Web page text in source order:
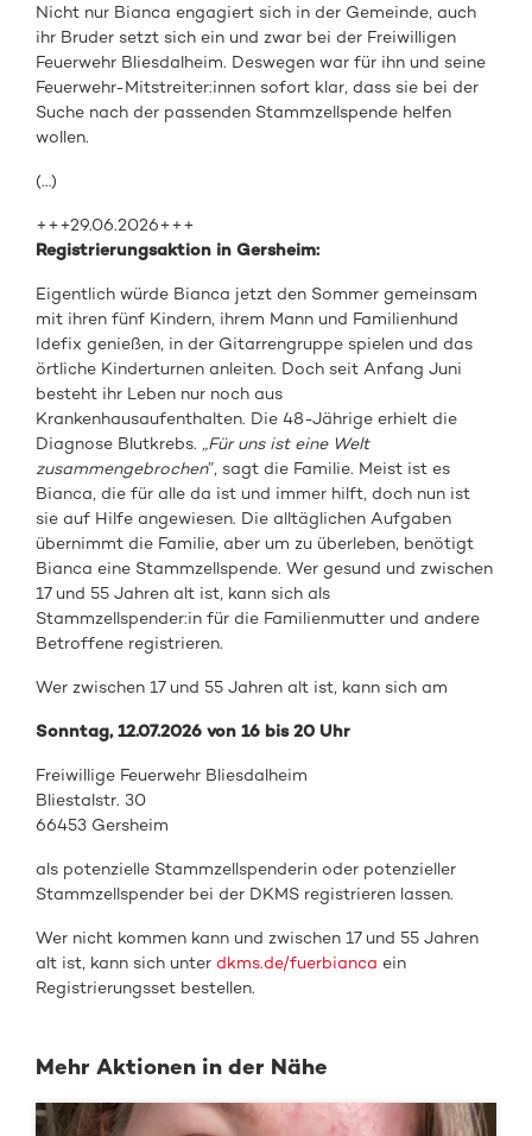
Nicht nur Bianca engagiert sich in der Gemeinde, auch
ihr Bruder setzt sich ein und zwar bei der Freiwilligen
Feuerwehr Bliesdalheim. Deswegen war für ihn und seine
Feuerwehr-Mitstreiter:innen sofort klar, dass sie bei der
Suche nach der passenden Stammzellspende helfen
wollen.
(…)
+++29.06.2026+++
Registrierungsaktion in Gersheim:
Eigentlich würde Bianca jetzt den Sommer gemeinsam
mit ihren fünf Kindern, ihrem Mann und Familienhund
Idefix genießen, in der Gitarrengruppe spielen und das
örtliche Kinderturnen anleiten. Doch seit Anfang Juni
besteht ihr Leben nur noch aus
Krankenhausaufenthalten. Die 48-Jährige erhielt die
Diagnose Blutkrebs. „Für uns ist eine Welt
zusammengebrochen”, sagt die Familie. Meist ist es
Bianca, die für alle da ist und immer hilft, doch nun ist
sie auf Hilfe angewiesen. Die alltäglichen Aufgaben
übernimmt die Familie, aber um zu überleben, benötigt
Bianca eine Stammzellspende. Wer gesund und zwischen
17 und 55 Jahren alt ist, kann sich als
Stammzellspender:in für die Familienmutter und andere
Betroffene registrieren.
Wer zwischen 17 und 55 Jahren alt ist, kann sich am
Sonntag, 12.07.2026 von 16 bis 20 Uhr
Freiwillige Feuerwehr Bliesdalheim
Bliestalstr. 30
66453 Gersheim
als potenzielle Stammzellspenderin oder potenzieller
Stammzellspender bei der DKMS registrieren lassen.
Wer nicht kommen kann und zwischen 17 und 55 Jahren
alt ist, kann sich unterdkms.de/fuerbianca ein
Registrierungsset bestellen.
Mehr Aktionen in der Nähe